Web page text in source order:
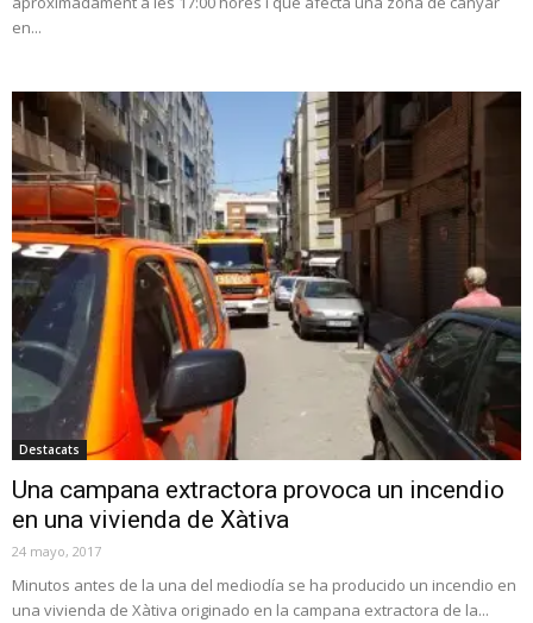
en...
Destacats
Una campana extractora provoca un incendio
en una vivienda de Xàtiva
24 mayo, 2017
Minutos antes de la una del mediodía se ha producido un incendio en
una vivienda de Xàtiva originado en la campana extractora de la...